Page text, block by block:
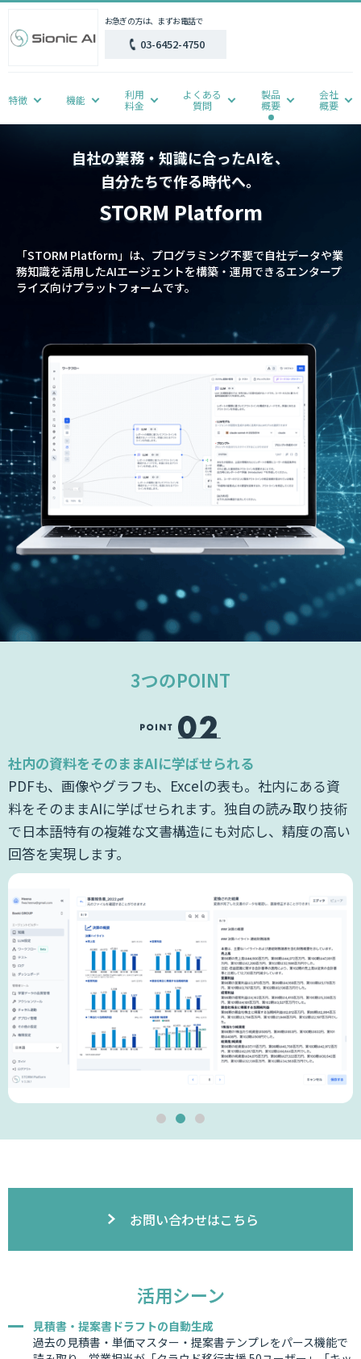
特徴 機能
利用
料金
よくある
質問
製品
概要
会社
概要
お急ぎの方は、まずお電話で
03-6452-4750
自社の業務・知識に合ったAIを、
自分たちで作る時代へ。
STORM Platform
「STORM Platform」は、プログラミング不要で自社データや業
務知識を活用したAIエージェントを構築・運用できるエンタープ
ライズ向けプラットフォームです。
3つのPOINT
社内の資料をそのままAIに学ばせられる
PDFも、画像やグラフも、Excelの表も。社内にある資
料をそのままAIに学ばせられます。独自の読み取り技術
で日本語特有の複雑な文書構造にも対応し、精度の高い
回答を実現します。
お問い合わせはこちら
活用シーン
見積書・提案書ドラフトの自動生成
過去の見積書・単価マスター・提案書テンプレをパース機能で